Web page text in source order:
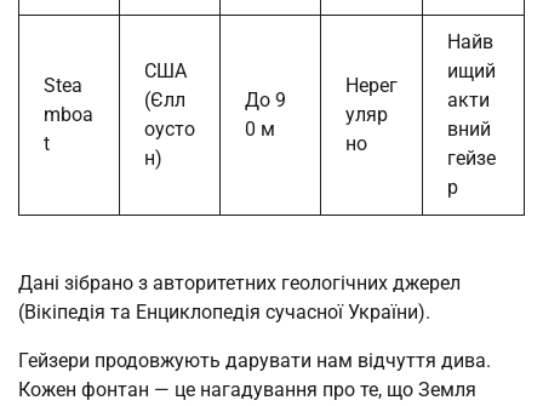
Stea
mboa
t
США
(Єлл
оусто
н)
До 9
0 м
Нерег
уляр
но
Найв
ищий
акти
вний
гейзе
р
Дані зібрано з авторитетних геологічних джерел
(Вікіпедія та Енциклопедія сучасної України).
Гейзери продовжують дарувати нам відчуття дива.
Кожен фонтан — це нагадування про те, що Земля